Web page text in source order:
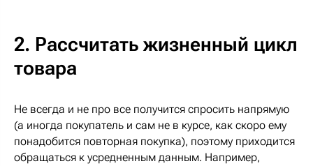
2. Рассчитать жизненный цикл
товара
Не всегда и не про все получится спросить напрямую
(а иногда покупатель и сам не в курсе, как скоро ему
понадобится повторная покупка), поэтому приходится
обращаться к усредненным данным. Например,